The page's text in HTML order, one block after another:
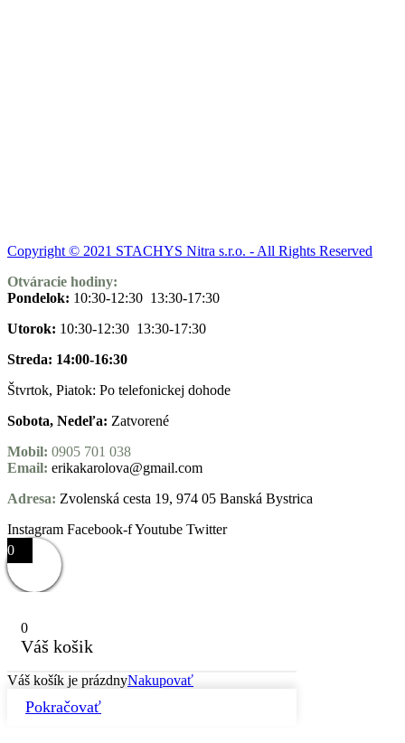
Copyright © 2021 STACHYS Nitra s.r.o. - All Rights Reserved
Otváracie hodiny:
Pondelok: 10:30-12:30 13:30-17:30
Utorok: 10:30-12:30 13:30-17:30
Streda: 14:00-16:30
Štvrtok, Piatok: Po telefonickej dohode
Sobota, Nedeľa: Zatvorené
Mobil: 0905 701 038
Email: erikakarolova@gmail.com
Adresa: Zvolenská cesta 19, 974 05 Banská Bystrica
Instagram Facebook-fYoutube Twitter
0
0
Váš košik
Váš košík je prázdnyNakupovať
Pokračovať